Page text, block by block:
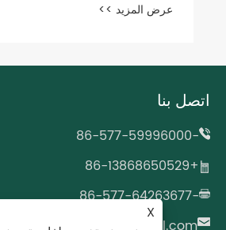
عرض المزيد >>
اتصل بنا
-86-577-59996000
+86-13868650529
-86-577-64263677
X